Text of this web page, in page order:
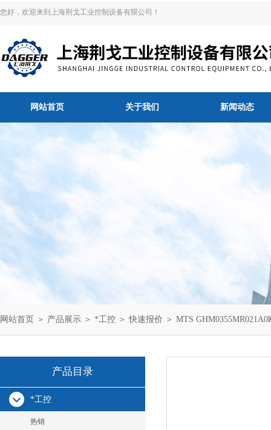
您好，欢迎来到上海荆戈工业控制设备有限公司！
网站首页 关于我们 新闻动态
网站首页 ＞ 产品展示 ＞ *工控 ＞快速报价 ＞ MTS
产品目录
*工控
热销